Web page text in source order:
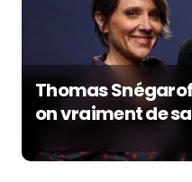
Thomas
on vraiment de
Culture